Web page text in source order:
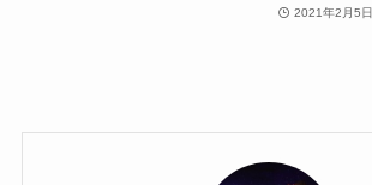
2021年2月5日